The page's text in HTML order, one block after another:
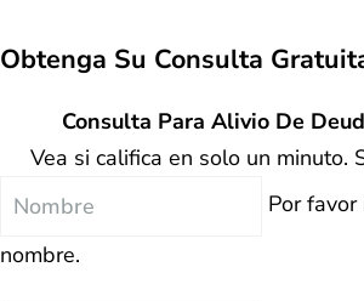
Obtenga Su Consulta
Consulta Para Alivio De
Vea si califica en solo un minuto.
Nombre
Por
nombre.